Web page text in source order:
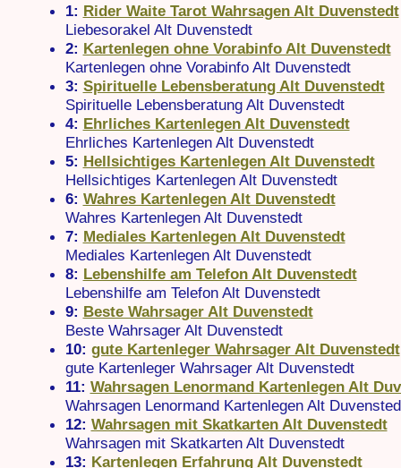
1: Rider Waite Tarot Wahrsagen Alt Duvenstedt
Liebesorakel Alt Duvenstedt
2: Kartenlegen ohne Vorabinfo Alt Duvenstedt
Kartenlegen ohne Vorabinfo Alt Duvenstedt
3: Spirituelle Lebensberatung Alt Duvenstedt
Spirituelle Lebensberatung Alt Duvenstedt
4: Ehrliches Kartenlegen Alt Duvenstedt
Ehrliches Kartenlegen Alt Duvenstedt
5: Hellsichtiges Kartenlegen Alt Duvenstedt
Hellsichtiges Kartenlegen Alt Duvenstedt
6: Wahres Kartenlegen Alt Duvenstedt
Wahres Kartenlegen Alt Duvenstedt
7: Mediales Kartenlegen Alt Duvenstedt
Mediales Kartenlegen Alt Duvenstedt
8: Lebenshilfe am Telefon Alt Duvenstedt
Lebenshilfe am Telefon Alt Duvenstedt
9: Beste Wahrsager Alt Duvenstedt
Beste Wahrsager Alt Duvenstedt
10: gute Kartenleger Wahrsager Alt Duvenstedt
gute Kartenleger Wahrsager Alt Duvenstedt
11: Wahrsagen Lenormand Kartenlegen Alt
Wahrsagen Lenormand Kartenlegen Alt
12: Wahrsagen mit Skatkarten Alt Duvenstedt
Wahrsagen mit Skatkarten Alt Duvenstedt
13: Kartenlegen Erfahrung Alt Duvenstedt